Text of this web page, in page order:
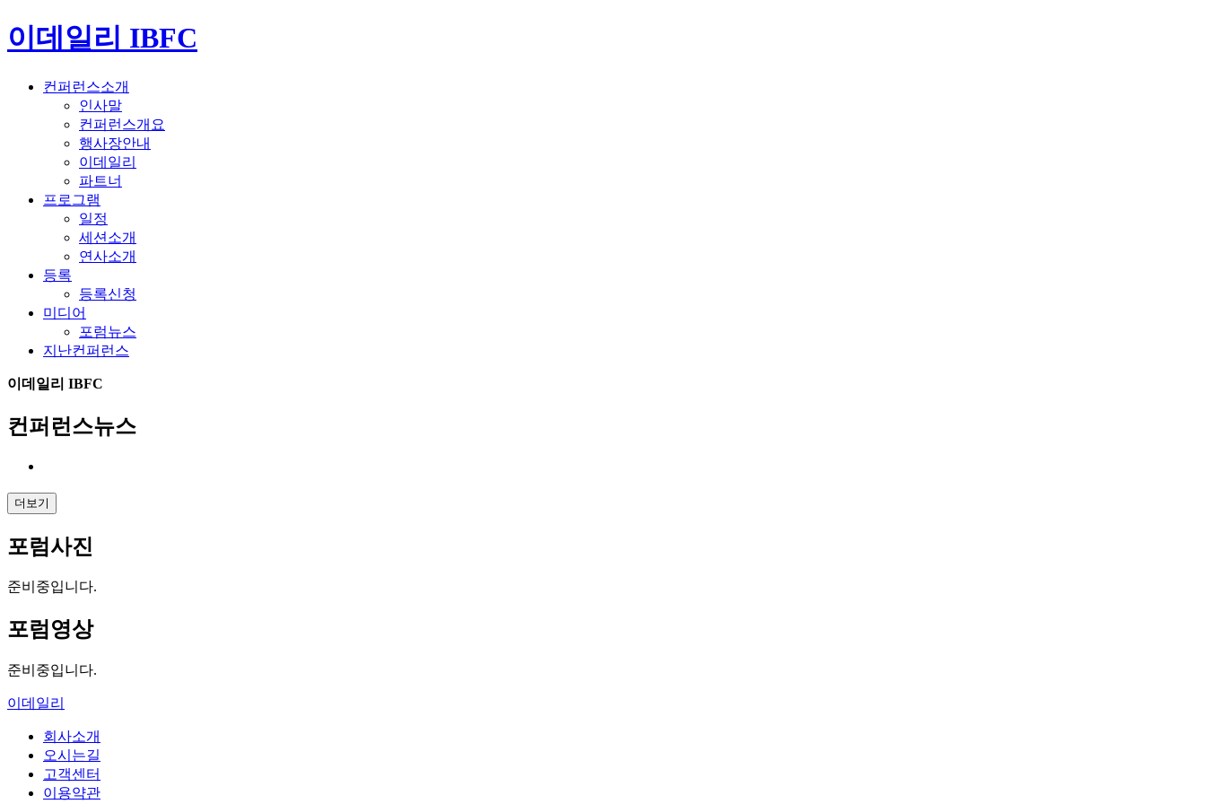
이데일리 IBFC
컨퍼런스소개
인사말
컨퍼런스개요
행사장안내
이데일리
파트너
프로그램
일정
세션소개
연사소개
등록
등록신청
미디어
포럼뉴스
지난컨퍼런스
이데일리 IBFC
컨퍼런스뉴스
더보기
포럼사진
준비중입니다.
포럼영상
준비중입니다.
이데일리
회사소개
오시는길
고객센터
이용약관